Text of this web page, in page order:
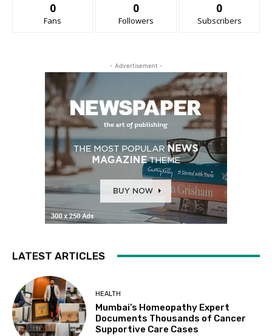
0
Fans
0
Followers
0
Subscribers
- Advertisement -
LATEST ARTICLES
HEALTH
Mumbai’s Homeopathy Expert
Documents Thousands of Cancer
Supportive Care Cases